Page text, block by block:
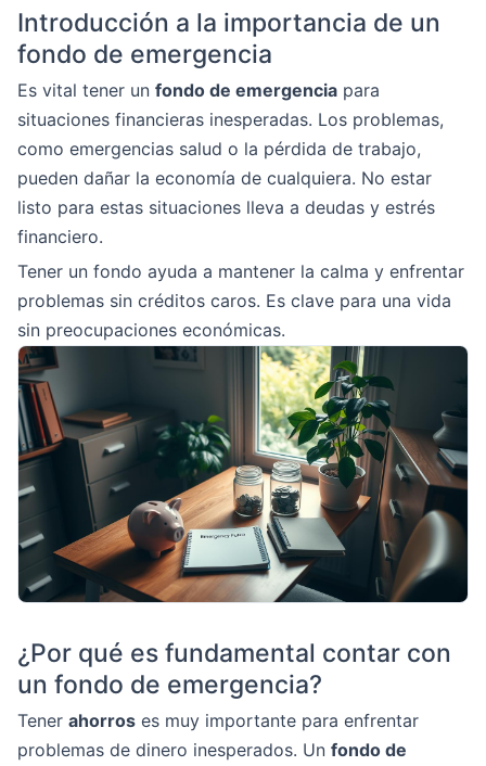
Introducción a la importancia de un
fondo de emergencia
Es vital tener un fondo de emergencia para
situaciones financieras inesperadas. Los problemas,
como emergencias salud o la pérdida de trabajo,
pueden dañar la economía de cualquiera. No estar
listo para estas situaciones lleva a deudas y estrés
financiero.
Tener un fondo ayuda a mantener la calma y enfrentar
problemas sin créditos caros. Es clave para una vida
sin preocupaciones económicas.
¿Por qué es fundamental contar con
un fondo de emergencia?
Tener ahorros es muy importante para enfrentar
problemas de dinero inesperados. Un fondo de